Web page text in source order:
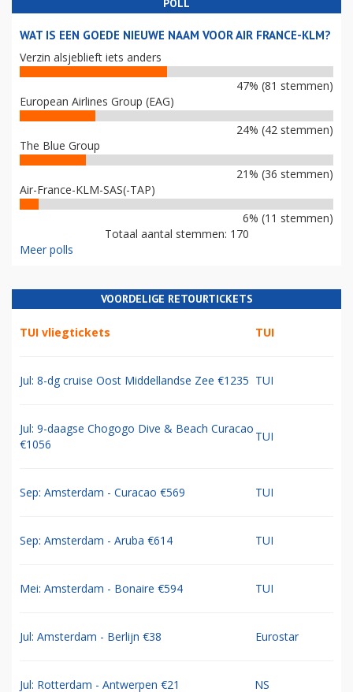
POLL
WAT IS EEN GOEDE NIEUWE NAAM VOOR AIR FRANCE-KLM?
Verzin alsjeblieft iets anders
47% (81 stemmen)
European Airlines Group (EAG)
24% (42 stemmen)
The Blue Group
21% (36 stemmen)
Air-France-KLM-SAS(-TAP)
6% (11 stemmen)
Totaal aantal stemmen: 170
Meer polls
VOORDELIGE RETOURTICKETS
TUI vliegtickets TUI
Jul: 8-dg cruise Oost Middellandse Zee €1235 TUI
Jul: 9-daagse Chogogo Dive & Beach Curacao
€1056
TUI
Sep: Amsterdam - Curacao €569 TUI
Sep: Amsterdam - Aruba €614 TUI
Mei: Amsterdam - Bonaire €594 TUI
Jul: Amsterdam - Berlijn €38 Eurostar
Jul: Rotterdam - Antwerpen €21 NS